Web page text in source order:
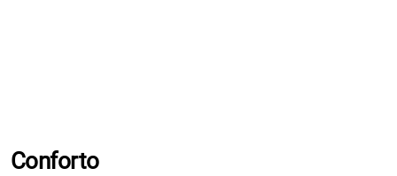
Conforto